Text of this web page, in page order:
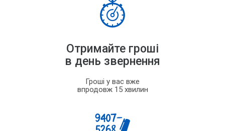
Отримайте гроші
в день звернення
Гроші у вас вже
впродовж 15 хвилин